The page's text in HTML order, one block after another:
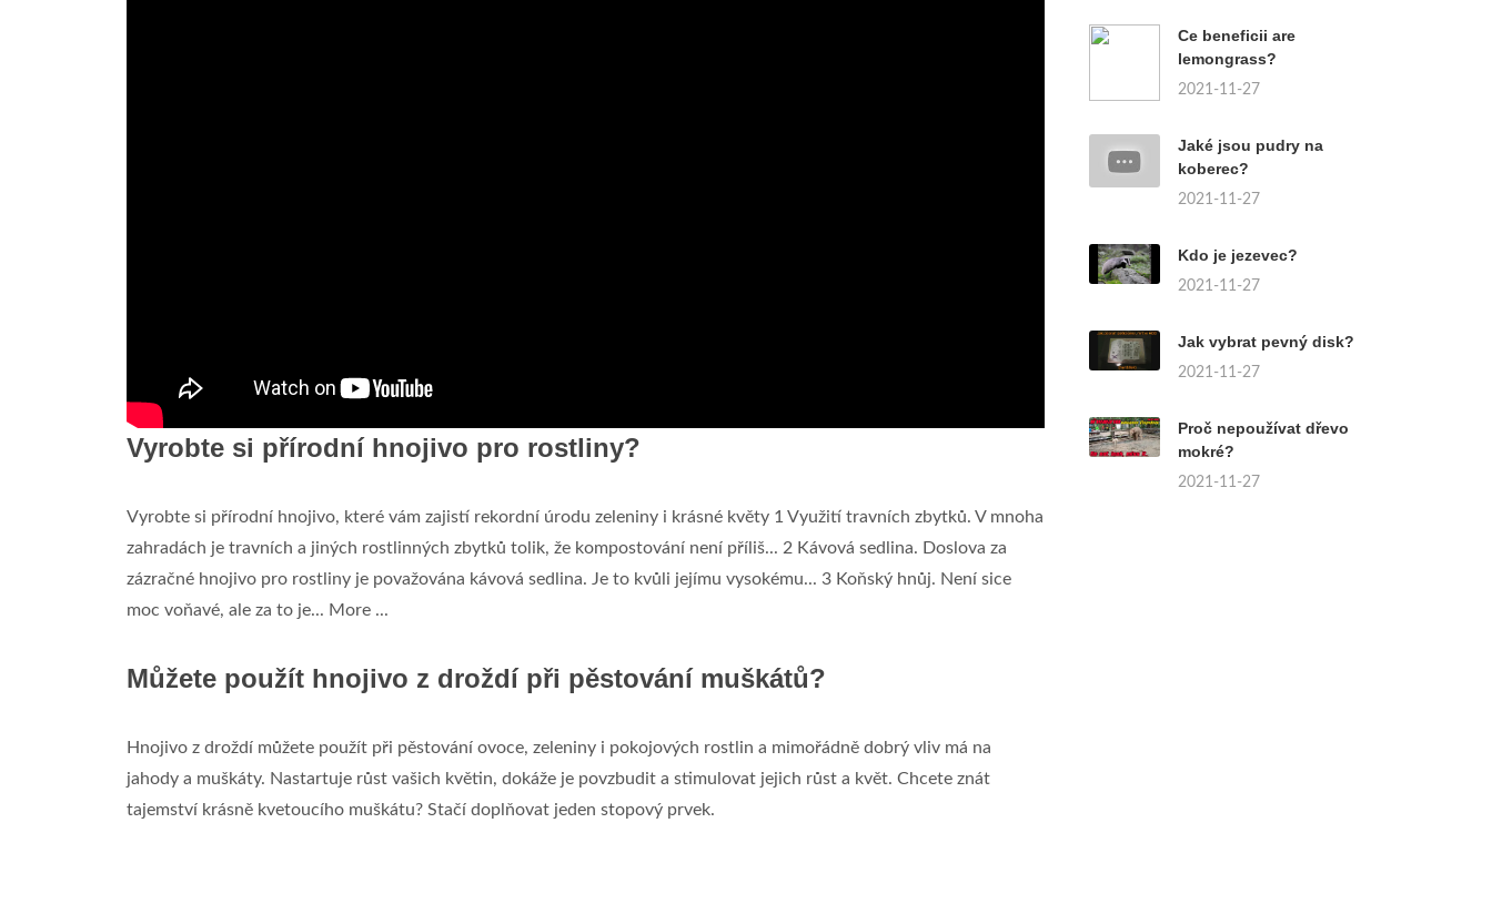
Vyrobte si přírodní hnojivo pro rostliny?
Vyrobte si přírodní hnojivo, které vám zajistí rekordní úrodu zeleniny i krásné květy 1 Využití travních zbytků. V mnoha
zahradách je travních a jiných rostlinných zbytků tolik, že kompostování není příliš... 2 Kávová sedlina. Doslova za
zázračné hnojivo pro rostliny je považována kávová sedlina. Je to kvůli jejímu vysokému... 3 Koňský hnůj. Není sice
moc voňavé, ale za to je... More ...
Můžete použít hnojivo z droždí při pěstování muškátů?
Hnojivo z droždí můžete použít při pěstování ovoce, zeleniny i pokojových rostlin a mimořádně dobrý vliv má na
jahody a muškáty. Nastartuje růst vašich květin, dokáže je povzbudit a stimulovat jejich růst a květ. Chcete znát
tajemství krásně kvetoucího muškátu? Stačí doplňovat jeden stopový prvek.
Ce beneficii are
lemongrass?
2021-11-27
Jaké jsou pudry na
koberec?
2021-11-27
Kdo je jezevec?
2021-11-27
Jak vybrat pevný disk?
2021-11-27
Proč nepoužívat dřevo
mokré?
2021-11-27